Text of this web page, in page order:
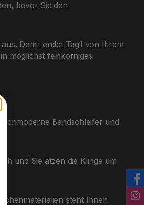
bevor Sie den
Damit endet Tag1 von Ihrem
möglichst feinkörniges
Bandschleifer und
und Sie ätzen die Klinge um
steht Ihnen